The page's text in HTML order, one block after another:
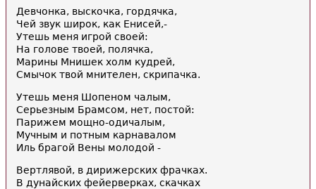
Девчонка, выскочка, гордячка,
Чей звук широк, как Енисей,-
Утешь меня игрой своей:
На голове твоей, полячка,
Марины Мнишек холм кудрей,
Смычок твой мнителен, скрипачка.
Утешь меня Шопеном чалым,
Серьезным Брамсом, нет, постой:
Парижем мощно-одичалым,
Мучным и потным карнавалом
Иль брагой Вены молодой -
Вертлявой, в дирижерских фрачках.
В дунайских фейерверках, скачках